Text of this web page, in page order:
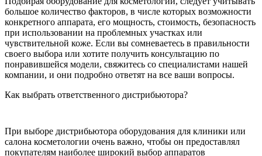
большое количество факторов, в числе которых возможности
конкретного аппарата, его мощность, стоимость, безопасность
при использовании на проблемных участках или
чувствительной коже. Если вы сомневаетесь в правильности
своего выбора или хотите получить консультацию по
понравившейся модели, свяжитесь со специалистами нашей
компании, и они подробно ответят на все ваши вопросы.
Как выбрать ответственного дистрибьютора?
При выборе дистрибьютора оборудования для клиники или
салона косметологии очень важно, чтобы он предоставлял
покупателям наиболее широкий выбор аппаратов